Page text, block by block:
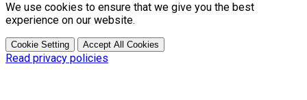
We use cookies to ensure that we give you the best
experience on our website.
Cookie Setting Accept All Cookies
Read privacy policies